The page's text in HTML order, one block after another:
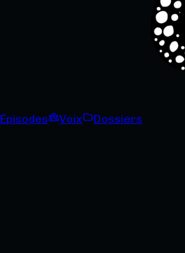
Épisodes Voix
Dossiers